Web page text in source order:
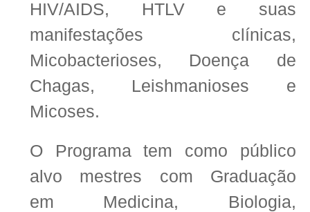
HIV/AIDS, HTLV e suas
manifestações clínicas,
Micobacterioses, Doença de
Chagas, Leishmanioses e
Micoses.
O Programa tem como público
alvo mestres com Graduação
em Medicina, Biologia,